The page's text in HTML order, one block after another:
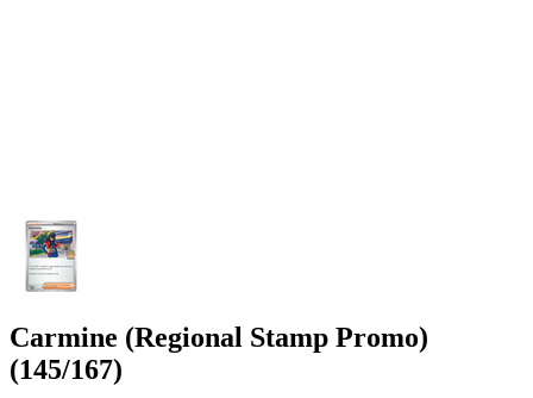
Carmine (Regional Stamp Promo)
(145/167)